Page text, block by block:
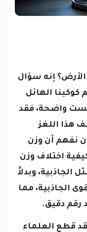
إنه سؤال
كوكبنا الهائل
واضحة، فقد
هذا اللغز
نفهم أن وزن
اختلاف وزن
وبدلاً
الجاذبية، مما
دقيق.
قطع العلماء